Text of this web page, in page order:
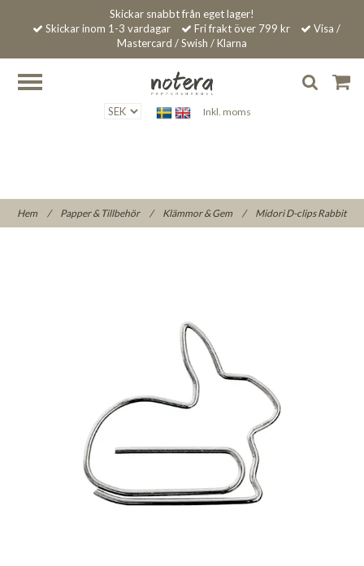
Skickar snabbt från eget lager!
Skickar inom 1-3 vardagar
Fri frakt över 799 kr
Visa /
Mastercard / Swish / Klarna
Inkl. moms
Hem / Papper & Tillbehör / Klämmor & Gem / Midori D-clips Rabbit